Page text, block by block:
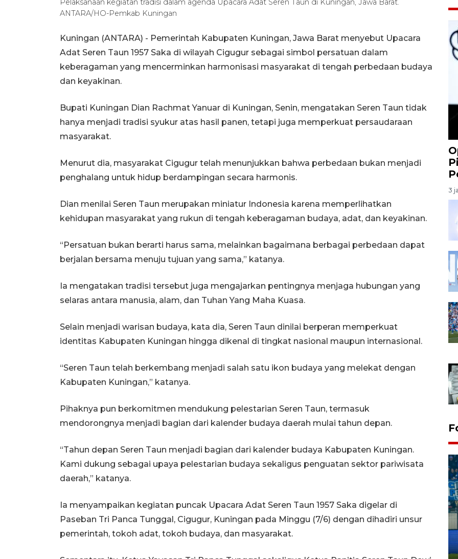
Pelaksanaan kegiatan tradisi dalam agenda Upacara Adat Seren Taun di Kuningan, Jawa Barat.
ANTARA/HO-Pemkab Kuningan
Kuningan (ANTARA) - Pemerintah Kabupaten Kuningan, Jawa Barat menyebut Upacara
Adat Seren Taun 1957 Saka di wilayah Cigugur sebagai simbol persatuan dalam
keberagaman yang mencerminkan harmonisasi masyarakat di tengah perbedaan budaya
dan keyakinan.
Bupati Kuningan Dian Rachmat Yanuar di Kuningan, Senin, mengatakan Seren Taun tidak
hanya menjadi tradisi syukur atas hasil panen, tetapi juga memperkuat persaudaraan
masyarakat.
Menurut dia, masyarakat Cigugur telah menunjukkan bahwa perbedaan bukan menjadi
penghalang untuk hidup berdampingan secara harmonis.
Dian menilai Seren Taun merupakan miniatur Indonesia karena memperlihatkan
kehidupan masyarakat yang rukun di tengah keberagaman budaya, adat, dan keyakinan.
“Persatuan bukan berarti harus sama, melainkan bagaimana berbagai perbedaan dapat
berjalan bersama menuju tujuan yang sama,” katanya.
Ia mengatakan tradisi tersebut juga mengajarkan pentingnya menjaga hubungan yang
selaras antara manusia, alam, dan Tuhan Yang Maha Kuasa.
Selain menjadi warisan budaya, kata dia, Seren Taun dinilai berperan memperkuat
identitas Kabupaten Kuningan hingga dikenal di tingkat nasional maupun internasional.
“Seren Taun telah berkembang menjadi salah satu ikon budaya yang melekat dengan
Kabupaten Kuningan,” katanya.
Pihaknya pun berkomitmen mendukung pelestarian Seren Taun, termasuk
mendorongnya menjadi bagian dari kalender budaya daerah mulai tahun depan.
“Tahun depan Seren Taun menjadi bagian dari kalender budaya Kabupaten Kuningan.
Kami dukung sebagai upaya pelestarian budaya sekaligus penguatan sektor pariwisata
daerah,” katanya.
Ia menyampaikan kegiatan puncak Upacara Adat Seren Taun 1957 Saka digelar di
Paseban Tri Panca Tunggal, Cigugur, Kuningan pada Minggu (7/6) dengan dihadiri unsur
pemerintah, tokoh adat, tokoh budaya, dan masyarakat.
3
Penutupan latihan bela negara
dan manajerial SPPI di